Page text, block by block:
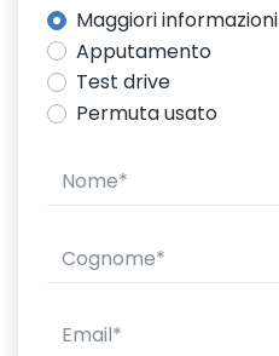
Maggiori informazioni
Apputamento
Test drive
Permuta usato